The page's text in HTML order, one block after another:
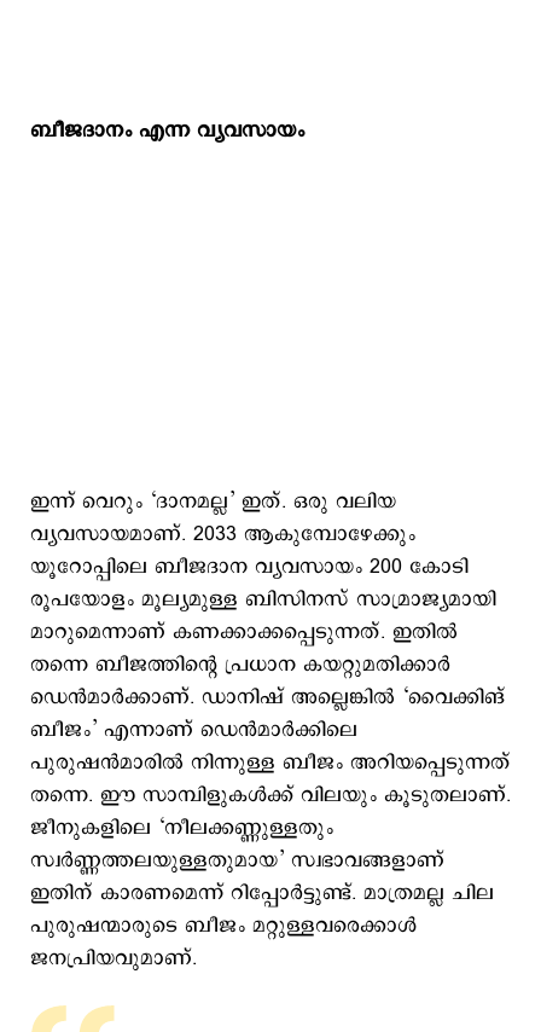
ബീജദാനം എന്ന വ്യവസായം
ഇന്ന് വെറും ‘ദാനമല്ല’ ഇത്. ഒരു വലിയ
വ്യവസായമാണ്. 2033 ആകുമ്പോഴേക്കും
യൂറോപ്പിലെ ബീജദാന വ്യവസായം 200 കോടി
രൂപയോളം മൂല്യമുള്ള ബിസിനസ് സാമ്രാജ്യമായി
മാറുമെന്നാണ് കണക്കാക്കപ്പെടുന്നത്. ഇതില്‍
തന്നെ ബീജത്തിന്റെ പ്രധാന കയറ്റുമതിക്കാര്‍
ഡെന്‍മാര്‍ക്കാണ്. ഡാനിഷ് അല്ലെങ്കിൽ ‘വൈക്കിങ്
ബീജം’ എന്നാണ് ഡെന്‍മാര്‍ക്കിലെ
പുരുഷന്‍മാരില്‍ നിന്നുള്ള ബീജം അറിയപ്പെടുന്നത്
തന്നെ. ഈ സാമ്പിളുകള്‍ക്ക് വിലയും കൂടുതലാണ്.
ജീനുകളിലെ ‘നീലക്കണ്ണുള്ളതും
സ്വർണ്ണത്തലയുള്ളതുമായ’ സ്വഭാവങ്ങളാണ്
ഇതിന് കാരണമെന്ന് റിപ്പോര്‍ട്ടുണ്ട്. മാത്രമല്ല ചില
പുരുഷന്മാരുടെ ബീജം മറ്റുള്ളവരെക്കാൾ
ജനപ്രിയവുമാണ്.